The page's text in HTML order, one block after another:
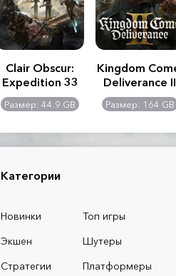
Clair Obscur:
Expedition 33
Размер: 44.9 GB
Kingdom
Deliverance II
Размер: 164 GB
Категории
Новинки
Топ игры
Экшен
Шутеры
Стратегии
Платформеры